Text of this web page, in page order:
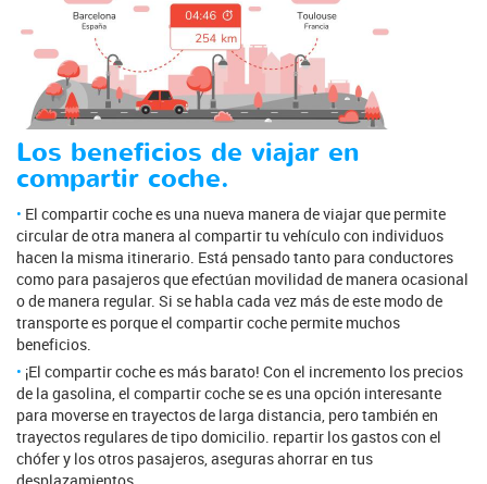
Los beneficios de viajar en
compartir coche.
El compartir coche es una nueva manera de viajar que permite
circular de otra manera al compartir tu vehículo con individuos
hacen la misma itinerario. Está pensado tanto para conductores
como para pasajeros que efectúan movilidad de manera ocasional
o de manera regular. Si se habla cada vez más de este modo de
transporte es porque el compartir coche permite muchos
beneficios.
¡El compartir coche es más barato! Con el incremento los precios
de la gasolina, el compartir coche se es una opción interesante
para moverse en trayectos de larga distancia, pero también en
trayectos regulares de tipo domicilio. repartir los gastos con el
chófer y los otros pasajeros, aseguras ahorrar en tus